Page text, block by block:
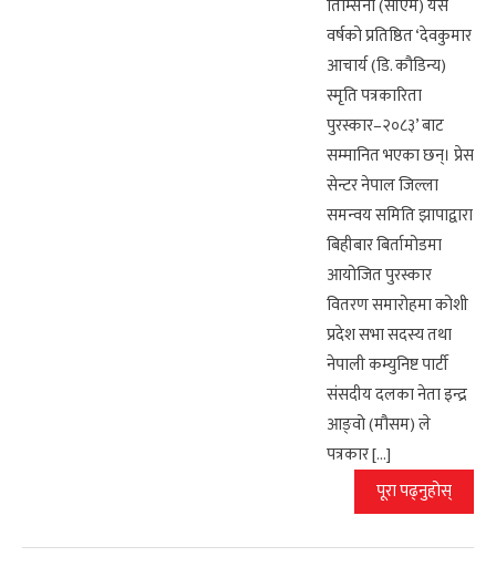
तिम्सिना (सीएम) यस
वर्षको प्रतिष्ठित ‘देवकुमार
आचार्य (डि. कौडिन्य)
स्मृति पत्रकारिता
पुरस्कार–२०८३’ बाट
सम्मानित भएका छन्। प्रेस
सेन्टर नेपाल जिल्ला
समन्वय समिति झापाद्वारा
बिहीबार बिर्तामोडमा
आयोजित पुरस्कार
वितरण समारोहमा कोशी
प्रदेश सभा सदस्य तथा
नेपाली कम्युनिष्ट पार्टी
संसदीय दलका नेता इन्द्र
आङ्वो (मौसम) ले
पत्रकार […]
पूरा पढ्नुहोस्